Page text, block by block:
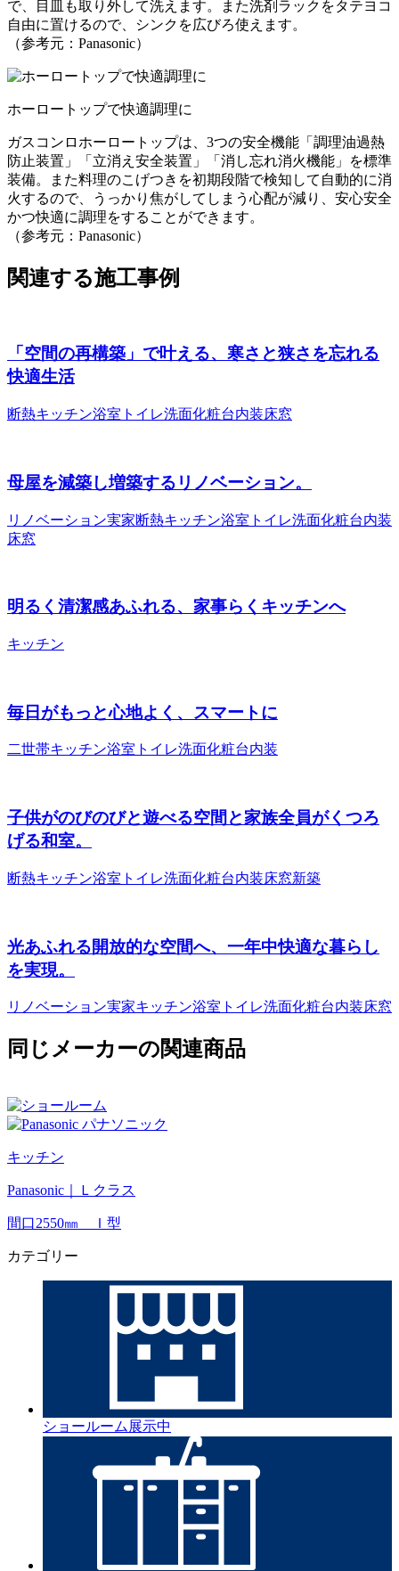
で、目皿も取り外して洗えます。また洗剤ラックをタテヨコ
自由に置けるので、シンクを広びろ使えます。
（参考元：Panasonic）
ホーロートップで快適調理に
ガスコンロホーロートップは、3つの安全機能「調理油過熱
防止装置」「立消え安全装置」「消し忘れ消火機能」を標準
装備。また料理のこげつきを初期段階で検知して自動的に消
火するので、うっかり焦がしてしまう心配が減り、安心安全
かつ快適に調理をすることができます。
（参考元：Panasonic）
関連する施工事例
「空間の再構築」で叶える、寒さと狭さを忘れる
快適生活
断熱キッチン浴室 トイレ洗面化粧台内装床窓
母屋を減築し増築するリノベーション。
リノベーション実家断熱キッチン浴室 トイレ洗面化粧台内装
床窓
明るく清潔感あふれる、家事らくキッチンへ
キッチン
毎日がもっと心地よく、スマートに
二世帯キッチン浴室 トイレ洗面化粧台内装
子供がのびのびと遊べる空間と家族全員がくつろ
げる和室。
断熱キッチン浴室 トイレ洗面化粧台内装床窓新築
光あふれる開放的な空間へ、一年中快適な暮らし
を実現。
リノベーション実家キッチン浴室 トイレ洗面化粧台内装床窓
同じメーカーの関連商品
キッチン
Panasonic｜Ｌクラス
間口2550㎜ Ｉ型
カテゴリー
ショールーム展示中